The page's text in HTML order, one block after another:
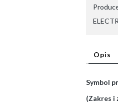
Opis
Symbol
(Zakres i